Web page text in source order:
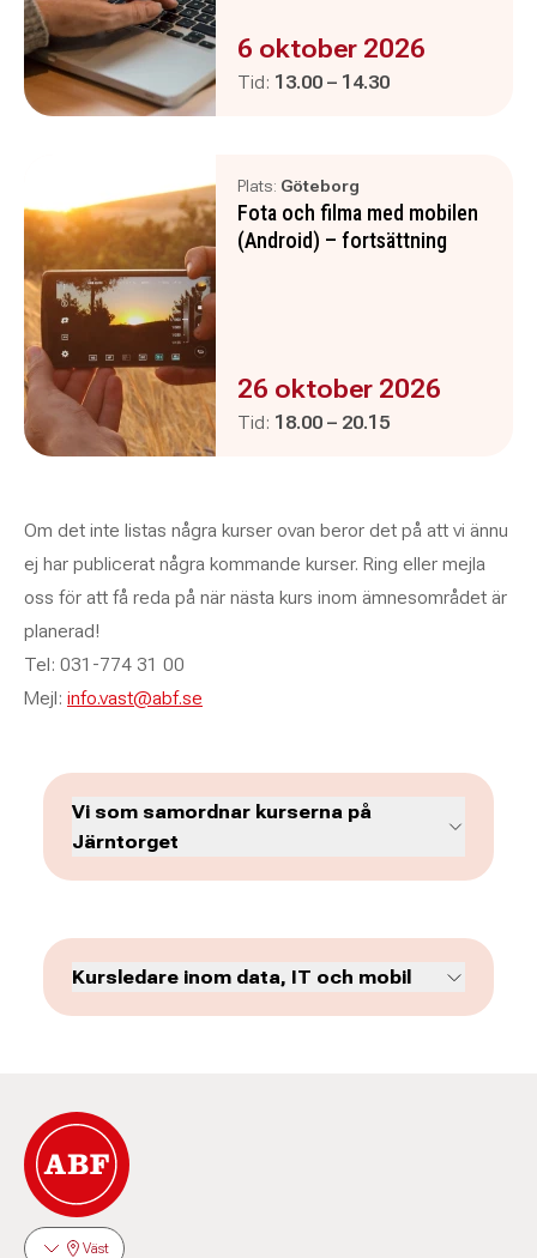
Evenemanget är :
6 oktober 2026
Tid: Pågår mellan
13.00 – och
14.30
Plats: Göteborg
Fota och filma med mobilen
(Android) – fortsättning
Evenemanget är :
26 oktober 2026
Tid: Pågår mellan
18.00 – och
20.15
Om det inte listas några kurser ovan beror det på att vi ännu
ej har publicerat några kommande kurser. Ring eller mejla
oss för att få reda på när nästa kurs inom ämnesområdet är
planerad!
Tel: 031-774 31 00
Mejl: info.vast@abf.se
Vi som samordnar kurserna på
Järntorget
Kursledare inom data, IT och mobil
Väst